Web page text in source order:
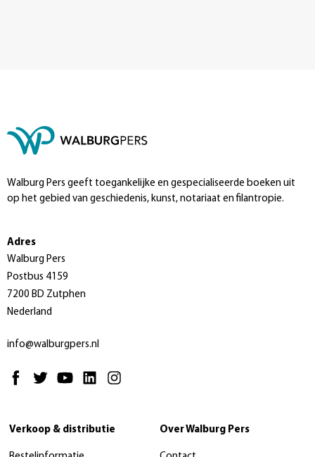
Walburg Pers geeft toegankelijke en gespecialiseerde boeken uit
op het gebied van geschiedenis, kunst, notariaat en filantropie.
Adres
Walburg Pers
Postbus 4159
7200 BD Zutphen
Nederland
info@walburgpers.nl
Verkoop & distributie Over Walburg Pers